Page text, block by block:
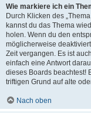
Wie markiere ich ein
Durch Klicken des
kannst du das Thema
holen. Wenn du den
möglicherweise
Zeit vergangen. Es ist
einfach eine Antwort
dieses Boards beachtest!
triftigen Grund auf alte
Nach oben